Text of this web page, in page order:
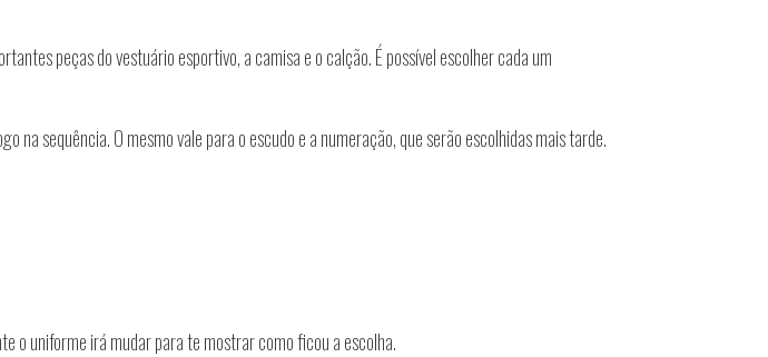
peças do vestuário esportivo, a camisa e o calção. É possível escolher cada um
na sequência. O mesmo vale para o escudo e a numeração, que serão escolhidas mais tarde.
o uniforme irá mudar para te mostrar como ficou a escolha.